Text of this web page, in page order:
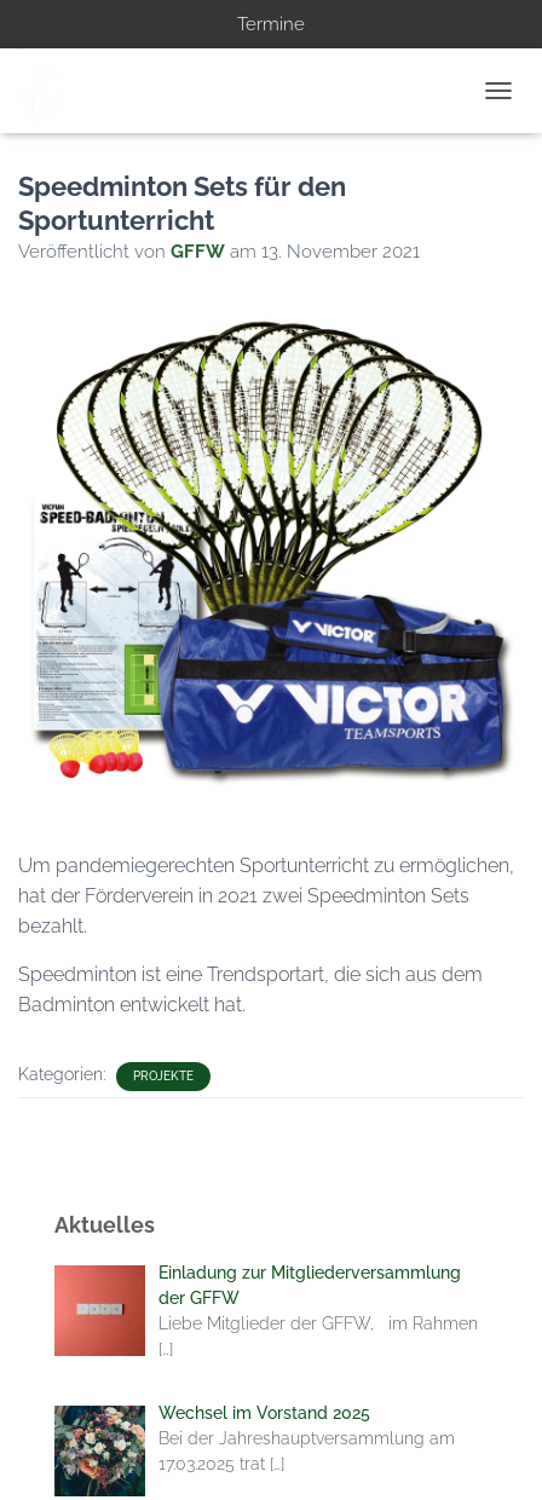
Termine
A
E
N
Speedminton Sets für den
Sportunterricht
Veröffentlicht von GFFW am 13. November 2021
Um pandemiegerechten Sportunterricht zu ermöglichen,
hat der Förderverein in 2021 zwei Speedminton Sets
bezahlt.
Speedminton ist eine Trendsportart, die sich aus dem
Badminton entwickelt hat.
Kategorien: PROJEKTE
Aktuelles
Einladung zur Mitgliederversammlung
der GFFW
Liebe Mitglieder der GFFW, im Rahmen
[…]
Wechsel im Vorstand 2025
Bei der Jahreshauptversammlung am
17.03.2025 trat […]